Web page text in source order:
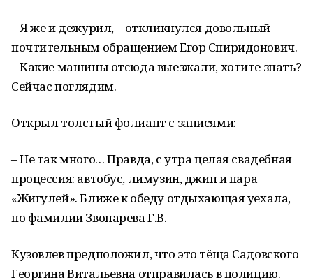
– Я же и дежурил, – откликнулся довольный
почтительным обращением Егор Спиридонович.
– Какие машины отсюда выезжали, хотите знать?
Сейчас поглядим.
Открыл толстый фолиант с записями:
– Не так много… Правда, с утра целая свадебная
процессия: автобус, лимузин, джип и пара
«Жигулей». Ближе к обеду отдыхающая уехала,
по фамилии Звонарева Г.В.
Кузовлев предположил, что это тёща Садовского
Георгина Витальевна отправилась в полицию.